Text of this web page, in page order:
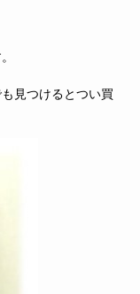
見つけるとつい買